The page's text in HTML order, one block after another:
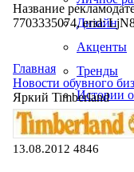
Дизайн
Акценты
Тренды
Истории
Название
7703335074, erid:
Главная
Новости обувного
Яркий Timberland
13.08.2012 4846